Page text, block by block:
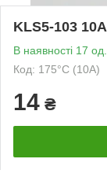
KLS5-103
В наявності 17 од.
Код: 175°C (10A)
14 ₴